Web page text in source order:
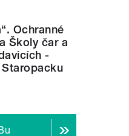
- Kouzelná fyzika
Ochranné
Školy čar a
-